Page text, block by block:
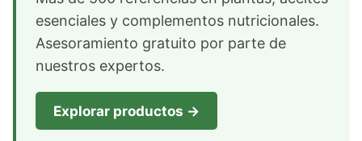
esenciales y complementos nutricionales.
Asesoramiento gratuito por parte de
nuestros expertos.
Explorar productos →